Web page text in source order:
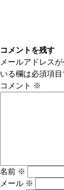
コメントを残す
メールアドレス
いる欄は必須項目
コメント ※
名前 ※
メール ※